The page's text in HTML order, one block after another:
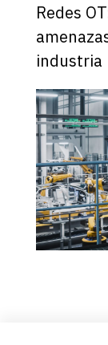
Redes
industria